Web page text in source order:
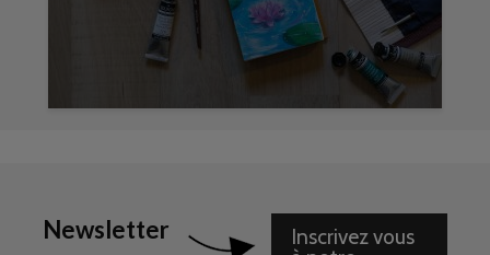
Newsletter
Inscrivez vous